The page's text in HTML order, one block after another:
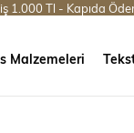
1.000 Tl - Kapıda
Malzemeleri